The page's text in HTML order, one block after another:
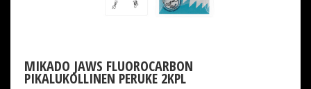
MIKADO JAWS FLUOROCARBON
PIKALUKOLLINEN PERUKE 2KPL